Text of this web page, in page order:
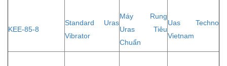
KEE-85-8
Standard Uras
Vibrator
Máy Rung
Uras Tiêu
Chuẩn
Uas Techno
Vietnam